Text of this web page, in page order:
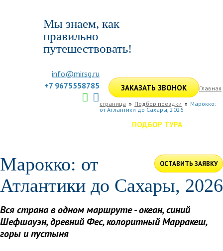
Мы знаем, как
правильно
путешествовать!
info@mirsg.ru
+7 9675558785
ЗАКАЗАТЬ ЗВОНОК
ПОДБОР ТУРА
ОСТАВИТЬ ЗАЯВКУ
Главная
страница Подбор поездки
Марокко:
от Атлантики до Сахары, 2026
Марокко: от
Атлантики до Сахары, 2026
Вся страна в одном маршруте - океан, синий
Шефшауэн, древний Фес, колоритный Марракеш,
горы и пустыня
Даты: весна,